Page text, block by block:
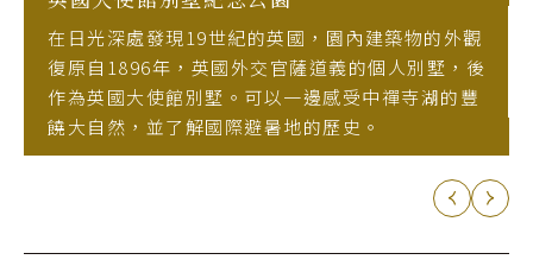
在日光深處發現19世紀的英國，園內建築物的外觀
復原自1896年，英國外交官薩道義的個人別墅，後
作為英國大使館別墅。可以一邊感受中禪寺湖的豐
饒大自然，並了解國際避暑地的歷史。